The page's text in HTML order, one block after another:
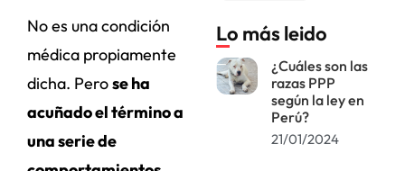
No es una condición
médica propiamente
dicha. Perose ha
acuñado el término a
una serie de
Lo más leido
¿Cuáles son las
razas PPP
según la ley en
Perú?
21/01/2024